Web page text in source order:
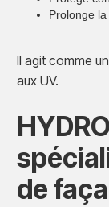
Prolonge
Il agit comme
aux UV.
de